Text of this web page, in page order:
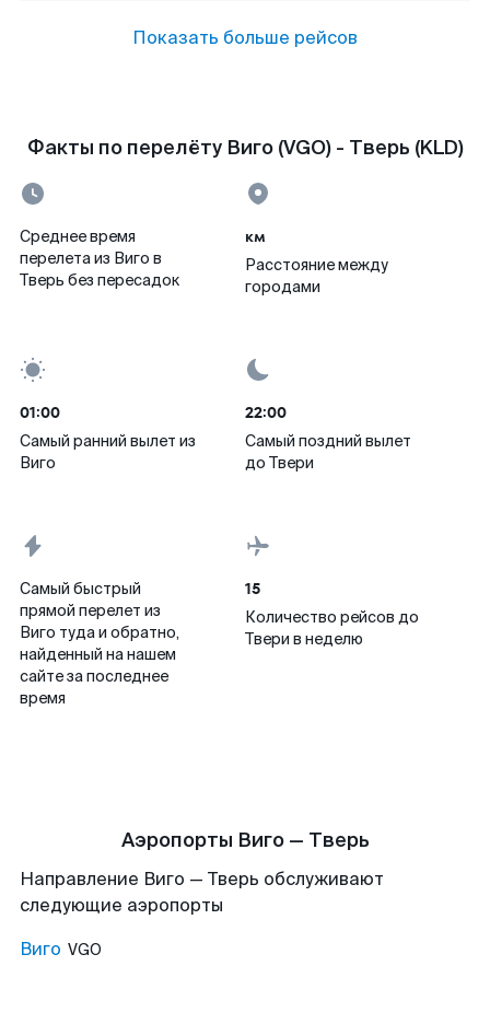
Показать больше рейсов
Факты по перелёту Виго (VGO) - Тверь (KLD)
Среднее время
перелета из Виго в
Тверь без пересадок
км
Расстояние между
городами
01:00
Самый ранний вылет из
Виго
22:00
Самый поздний вылет
до Твери
Самый быстрый
прямой перелет из
Виго туда и обратно,
найденный на нашем
сайте за последнее
время
15
Количество рейсов до
Твери в неделю
Аэропорты Виго — Тверь
Направление Виго — Тверь обслуживают
следующие аэропорты
Виго VGO